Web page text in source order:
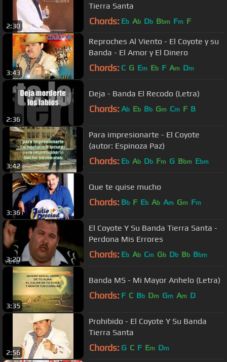
2:30
Tierra Santa
Chords: Eb Ab Db Bbm Fm F
3:43
Reproches Al Viento - El Coyote y su
Banda - El Amor y El Dinero
Chords: C G Em Eb F Am Dm
2:36
Deja - Banda El Recodo (Letra)
Chords: Ab Eb Bb Gm Cm F B
3:42
Para impresionarte - El Coyote
(autor: Espinoza Paz)
Chords: Eb Ab Db Fm G Bbm Ebm
3:36
Que te quise mucho
Chords: Bb F Eb Ab Am Gm Fm
3:20
El Coyote Y Su Banda Tierra Santa -
Perdona Mis Errores
Chords: Eb Ab Cm Gb Db Bb Bbm
3:35
Banda MS - Mi Mayor Anhelo (Letra)
Chords: F C Bb Dm Gm Am D
2:56
Prohibido - El Coyote Y Su Banda
Tierra Santa
Chords: G C F Em Dm